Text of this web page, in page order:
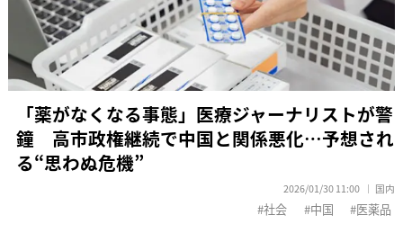
「薬がなくなる事態」医療ジャーナリストが警
鐘 高市政権継続で中国と関係悪化…予想され
る“思わぬ危機”
2026/01/30 11:00 国内
社会 中国 医薬品